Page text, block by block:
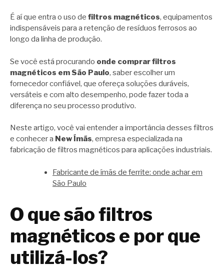
É aí que entra o uso de filtros magnéticos, equipamentos
indispensáveis para a retenção de resíduos ferrosos ao
longo da linha de produção.
Se você está procurando onde comprar filtros
magnéticos em São Paulo, saber escolher um
fornecedor confiável, que ofereça soluções duráveis,
versáteis e com alto desempenho, pode fazer toda a
diferença no seu processo produtivo.
Neste artigo, você vai entender a importância desses filtros
e conhecer a New Ímãs, empresa especializada na
fabricação de filtros magnéticos para aplicações industriais.
Fabricante de ímãs de ferrite: onde achar em
São Paulo
O que são filtros
magnéticos e por que
utilizá-los?